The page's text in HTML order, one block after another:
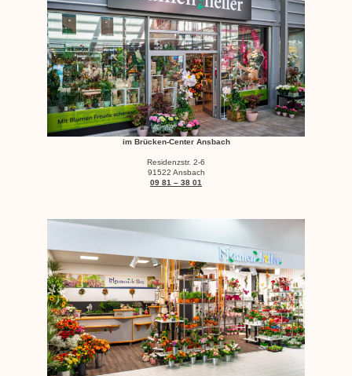
im Brücken-Center Ansbach
Residenzstr. 2-6
91522 Ansbach
09 81 – 38 01